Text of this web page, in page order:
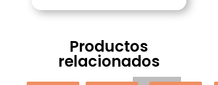
Productos
relacionados